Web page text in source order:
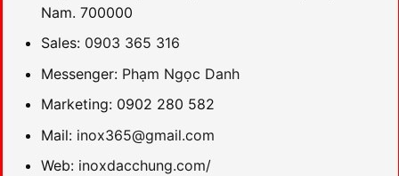
Nam. 700000
Sales: 0903 365 316
Messenger: Phạm Ngọc Danh
Marketing: 0902 280 582
Mail: inox365@gmail.com
Web: inoxdacchung.com/